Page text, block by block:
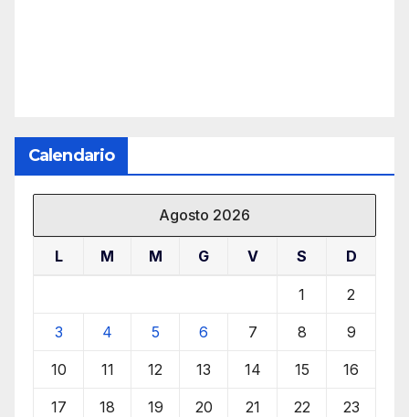
Calendario
Agosto 2026
L M M G V S D
1 2
3 4 5 6 7 8 9
10 11 12 13 14 15 16
17 18 19 20 21 22 23